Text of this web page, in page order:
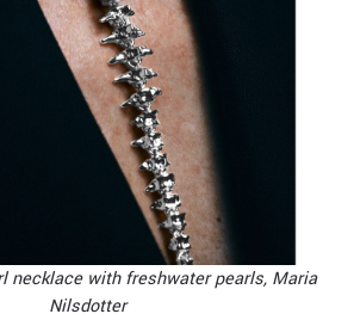
necklace with freshwater pearls, Maria
Nilsdotter